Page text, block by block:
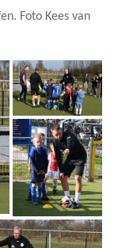
Foto Kees van